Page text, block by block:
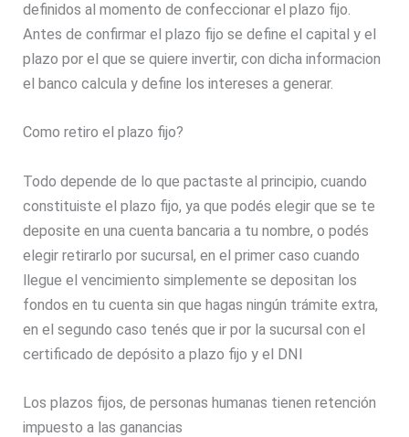
definidos al momento de confeccionar el plazo fijo.
Antes de confirmar el plazo fijo se define el capital y el
plazo por el que se quiere invertir, con dicha informacion
el banco calcula y define los intereses a generar.
Como retiro el plazo fijo?
Todo depende de lo que pactaste al principio, cuando
constituiste el plazo fijo, ya que podés elegir que se te
deposite en una cuenta bancaria a tu nombre, o podés
elegir retirarlo por sucursal, en el primer caso cuando
llegue el vencimiento simplemente se depositan los
fondos en tu cuenta sin que hagas ningún trámite extra,
en el segundo caso tenés que ir por la sucursal con el
certificado de depósito a plazo fijo y el DNI
Los plazos fijos, de personas humanas tienen retención
impuesto a las ganancias